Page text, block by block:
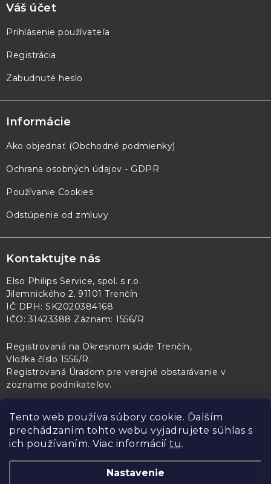
Tento web používa súbory cookie. Ďalším
prechádzaním tohto webu vyjadrujete súhlas s
ich používaním. Viac informácií tu.
Nastavenie
Váš účet
Prihlásenie používateľa
Registrácia
Zabudnuté heslo
Informácie
Ako objednať (Obchodné podmienky)
Ochrana osobných údajov - GDPR
Používanie Cookies
Odstúpenie od zmluvy
Kontaktujte nás
Elso Philips Service, spol. s r.o.
Jilemnického 2, 91101 Trenčín
IČ DPH: SK2020384168
IČO: 31423388 Záznam: 1556/R
Registrovaná na Okresnom súde Trenčín,
Vložka číslo 1556/R.
Registrovaná Úradom pre verejné obstarávanie v
zozname podnikateľov.
PL Servis Kontroltech Technický skúšobný ústav Piešťany